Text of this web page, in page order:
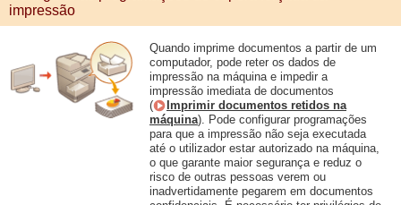
impressão
Quando imprime documentos a partir de um
computador, pode reter os dados de
impressão na máquina e impedir a
impressão imediata de documentos
(
Imprimir documentos retidos na
máquina). Pode configurar programações
para que a impressão não seja executada
até o utilizador estar autorizado na máquina,
o que garante maior segurança e reduz o
risco de outras pessoas verem ou
inadvertidamente pegarem em documentos